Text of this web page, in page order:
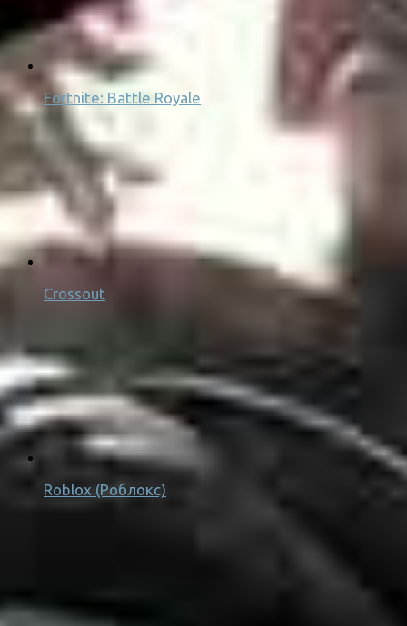
Fortnite: Battle Royale
Crossout
Roblox (Роблокс)